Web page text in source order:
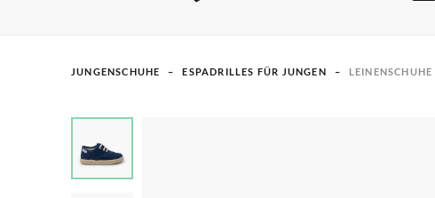
JUNGENSCHUHE ESPADRILLES FÜR JUNGEN